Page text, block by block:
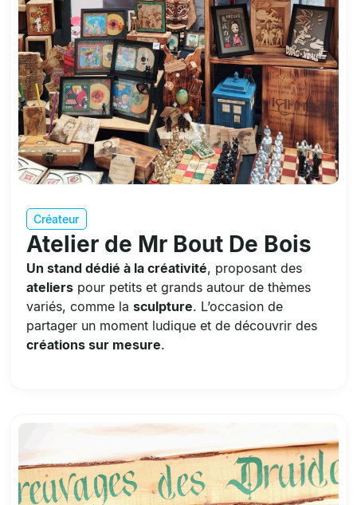
Créateur
Atelier de Mr Bout De Bois
Un stand dédié à la créativité, proposant des
ateliers pour petits et grands autour de thèmes
variés, comme la sculpture. L’occasion de
partager un moment ludique et de découvrir des
créations sur mesure.